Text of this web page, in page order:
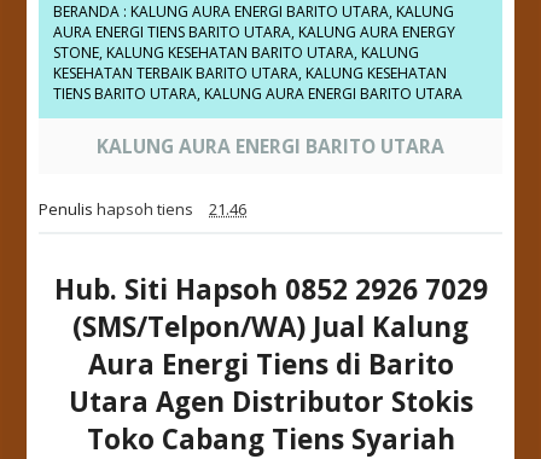
BERANDA : KALUNG AURA ENERGI BARITO UTARA, KALUNG
AURA ENERGI TIENS BARITO UTARA, KALUNG AURA ENERGY
STONE, KALUNG KESEHATAN BARITO UTARA, KALUNG
KESEHATAN TERBAIK BARITO UTARA, KALUNG KESEHATAN
TIENS BARITO UTARA, KALUNG AURA ENERGI BARITO UTARA
KALUNG AURA ENERGI BARITO UTARA
Penulishapsoh tiens 21.46
Hub. Siti Hapsoh 0852 2926 7029
(SMS/Telpon/WA) Jual Kalung
Aura Energi Tiens di Barito
Utara Agen Distributor Stokis
Toko Cabang Tiens Syariah